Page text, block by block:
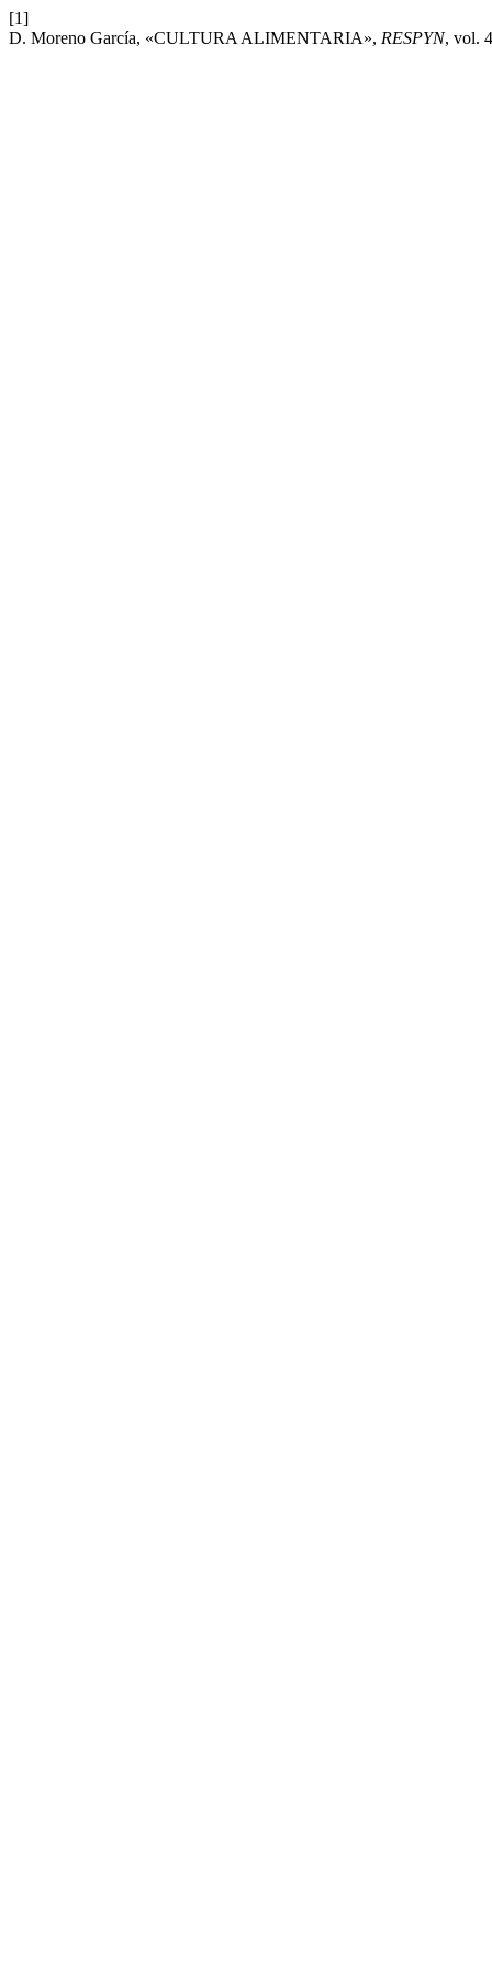
[1]
D. Moreno García, «CULTURA ALIMENTARIA», RESPYN, vol.